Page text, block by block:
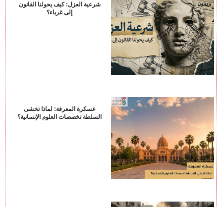
شرعية العزل: كيف يحولنا القانون
إلى غرباء؟
عسكرة المعرفة: لماذا تخشى
السلطة تخصصات العلوم الإنسانية؟